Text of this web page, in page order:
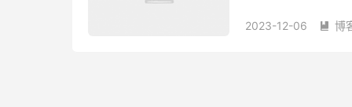
2023-12-06  博